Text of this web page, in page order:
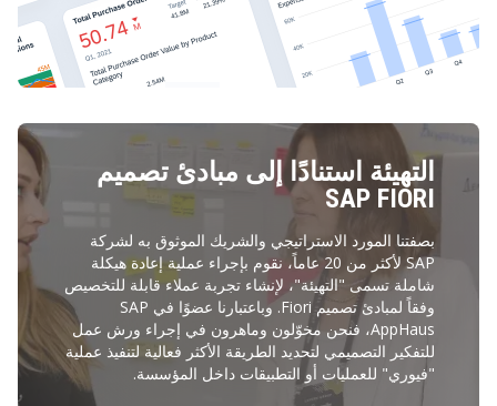
التهيئة استنادًا إلى مبادئ تصميم
SAP FIORI
بصفتنا المورد الاستراتيجي والشريك الموثوق به لشركة
SAP لأكثر من 20 عاماً، نقوم بإجراء عملية إعادة هيكلة
شاملة تسمى "التهيئة"، لإنشاء تجربة عملاء قابلة للتخصيص
وفقاً لمبادئ تصميم Fiori. وباعتبارنا عضوًا في SAP
AppHaus، فنحن مخوّلون وماهرون في إجراء ورش عمل
للتفكير التصميمي لتحديد الطريقة الأكثر فعالية لتنفيذ عملية
"فيوري" للعمليات أو التطبيقات داخل المؤسسة.